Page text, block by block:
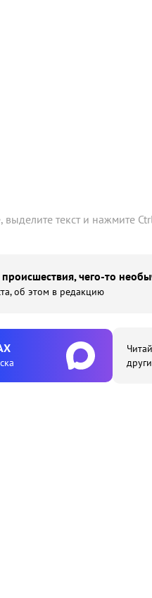
текст и нажмите
чего-то
об этом в редакцию